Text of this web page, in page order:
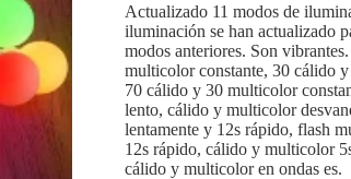
Actualizado 11 modos de
iluminación se han actualizado
modos anteriores. Son
multicolor constante, 30 cálido
70 cálido y 30 multicolor
lento, cálido y multicolor
lentamente y 12s rápido, flash
12s rápido, cálido y multicolor
cálido y multicolor en ondas es.